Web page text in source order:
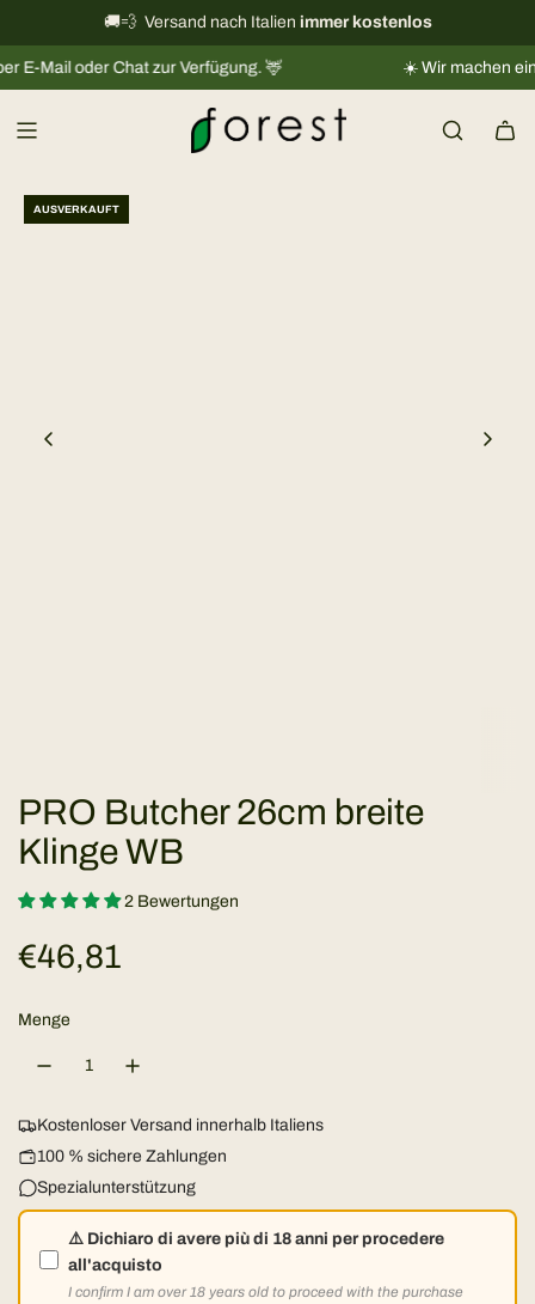
u
m
🚚💨 Versand nach Italien immer kostenlos
Informationen zum internationalen Versand
oder Chat zur Verfügung. 🦌 ☀️ Wir machen eine
AUSVERKAUFT
PRO Butcher 26cm breite
Klinge WB
2 Bewertungen
R
e
u
l
ä
€46,81
Menge
Kostenloser Versand innerhalb Italiens
100 % sichere Zahlungen
Spezialunterstützung
⚠️ Dichiaro di avere più di 18 anni per procedere
all'acquisto
I confirm I am over 18 years old to proceed with the purchase